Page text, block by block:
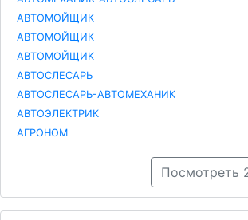
АВТОМОЙЩИК
АВТОМОЙЩИК
АВТОМОЙЩИК
АВТОСЛЕСАРЬ
АВТОСЛЕСАРЬ-АВТОМЕХАНИК
АВТОЭЛЕКТРИК
АГРОНОМ
Посмотреть